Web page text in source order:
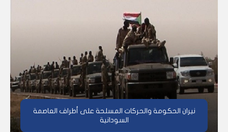
نيران الحكومة والحركات المسلحة على أطراف العاصمة
السودانية